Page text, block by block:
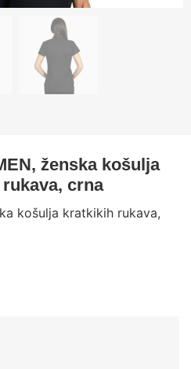
ženska košulja
crna
košulja kratkikih rukava,